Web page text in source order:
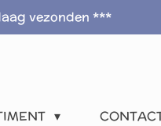
vezonden ***